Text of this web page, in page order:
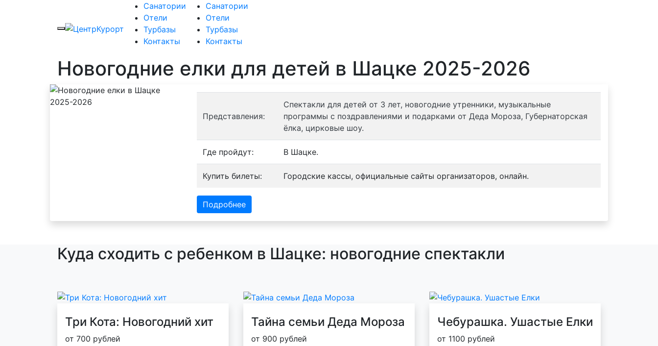
Санатории
Отели
Турбазы
Контакты
Санатории
Отели
Турбазы
Контакты
Новогодние елки для детей в Шацке 2025-2026
Представления:
Спектакли для детей от 3 лет, новогодние утренники, музыкальные
программы с поздравлениями и подарками от Деда Мороза, Губернаторская
ёлка, цирковые шоу.
Где пройдут: В Шацке.
Купить билеты: Городские кассы, официальные сайты организаторов, онлайн.
Подробнее
Куда сходить с ребенком в Шацке: новогодние спектакли
Три Кота: Новогодний хит
от 700 рублей
Тайна семьи Деда Мороза
от 900 рублей
Чебурашка. Ушастые Елки
от 1100 рублей